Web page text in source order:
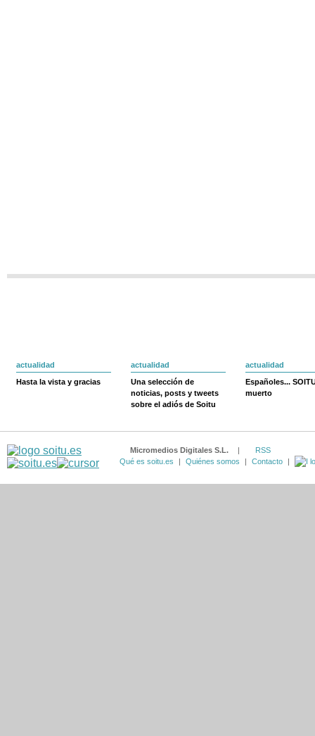
actualidad
Hasta la vista y gracias
actualidad
Una selección de
noticias, posts y tweets
sobre el adiós de Soitu
actualidad
Españoles...
muerto
Micromedios Digitales S.L. |
RSS
Qué es soitu.es
| Quiénes somos | Contacto |